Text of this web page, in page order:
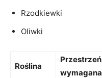
Rzodkiewki
Oliwki
Roślina
Przestrzeń
wymagana